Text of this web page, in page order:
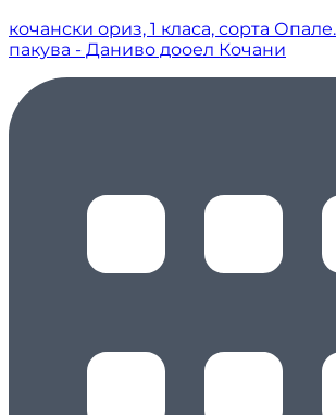
кочански ориз, 1 класа, сорта
пакува - Даниво дооел Кочани